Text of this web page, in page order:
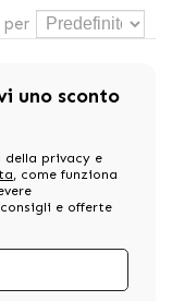
per
uno sconto
della privacy e
, come funziona
e offerte